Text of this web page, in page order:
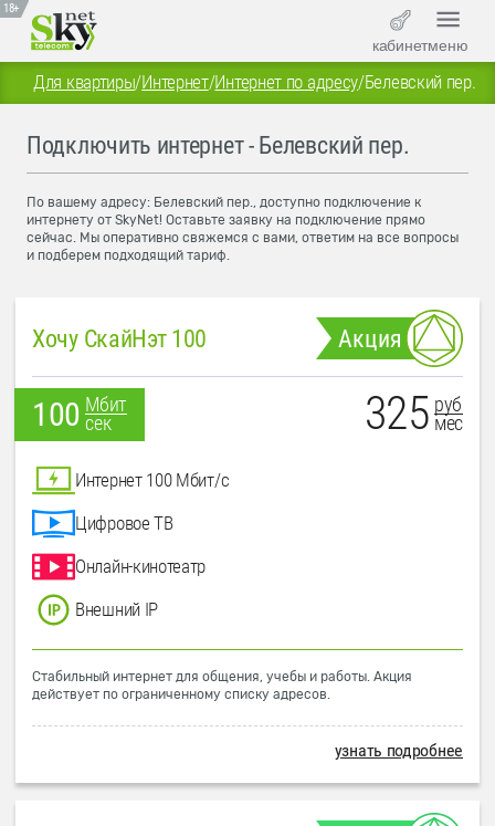
18+
кабинетменю
Для квартиры/Интернет/Интернет по адресу/Белевский пер.
Подключить интернет - Белевский пер.
По вашему адресу: Белевский пер., доступно подключение к
интернету от SkyNet! Оставьте заявку на подключение прямо
сейчас. Мы оперативно свяжемся с вами, ответим на все вопросы
и подберем подходящий тариф.
Хочу СкайНэт 100 Акция
100 Мбит
сек
325 руб
мес
Интернет 100 Мбит/с
Цифровое ТВ
Онлайн-кинотеатр
Внешний IP
Стабильный интернет для общения, учебы и работы. Акция
действует по ограниченному списку адресов.
узнать подробнее